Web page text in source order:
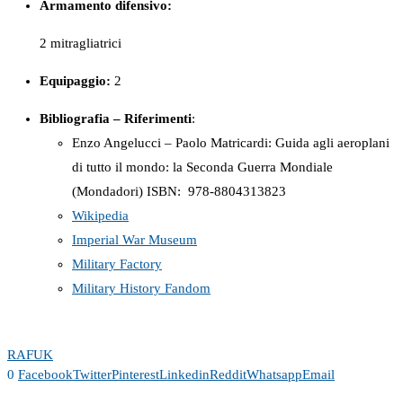
Armamento difensivo:
2 mitragliatrici
Equipaggio: 2
Bibliografia – Riferimenti:
Enzo Angelucci – Paolo Matricardi: Guida agli aeroplani
di tutto il mondo: la Seconda Guerra Mondiale
(Mondadori) ISBN: ‎ 978-8804313823
Wikipedia
Imperial War Museum
Military Factory
Military History Fandom
RAFUK
0 FacebookTwitterPinterestLinkedinRedditWhatsappEmail